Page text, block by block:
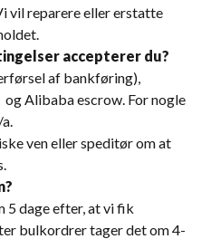
vil reparere eller erstatte
accepterer du?
af bankføring),
og Alibaba escrow. For nogle
ven eller speditør om at
5 dage efter, at vi fik
bulkordrer tager det om 4-